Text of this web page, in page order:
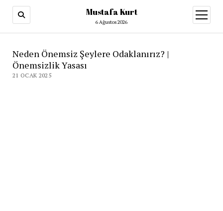
Mustafa Kurt
6 Ağustos 2026
Neden Önemsiz Şeylere Odaklanırız? |
Önemsizlik Yasası
21 OCAK 2025